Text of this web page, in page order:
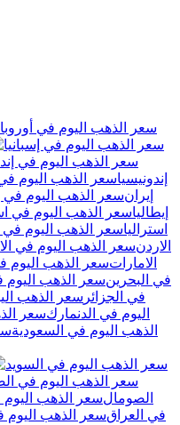
سعر الذهب اليوم في أوروبا
إندونيسيا
إيران
إيطاليا
استراليا
الاردن
الامارات
في البحرين
في الجزائر
اليوم في الدنمارك
الذهب اليوم في السعودية
الصومال
في العراق